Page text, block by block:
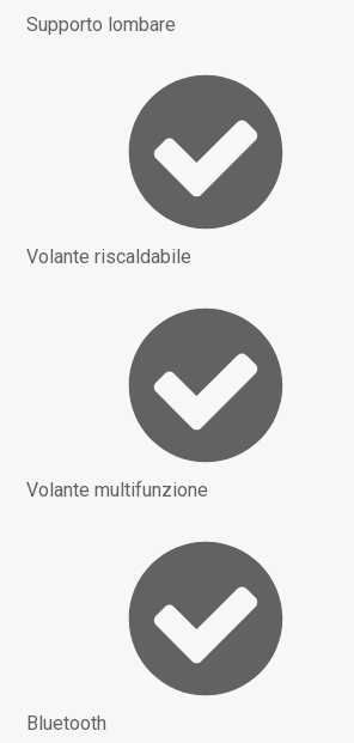
Supporto lombare
Volante riscaldabile
Volante multifunzione
Bluetooth